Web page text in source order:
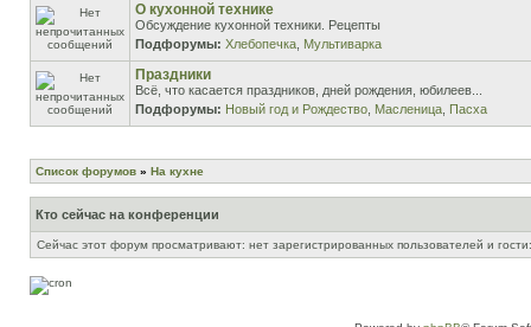
О кухонной технике
Обсуждение кухонной техники. Рецепты
Подфорумы: Хлебопечка Мультиварка
Праздники
Всё, что касается праздников, дней рождения, юбилеев...
Подфорумы: Новый год и Рождество Масленица Пасха
Список форумов » На кухне
Кто сейчас на конференции
Сейчас этот форум просматривают: нет зарегистрированных пользователей и